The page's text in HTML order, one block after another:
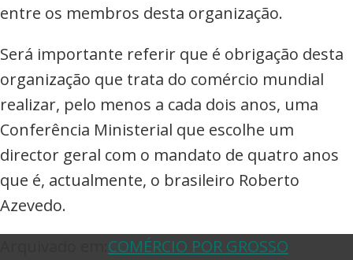
entre os membros desta organização.
Será importante referir que é obrigação desta
organização que trata do comércio mundial
realizar, pelo menos a cada dois anos, uma
Conferência Ministerial que escolhe um
director geral com o mandato de quatro anos
que é, actualmente, o brasileiro Roberto
Azevedo.
COMÉRCIO POR GROSSO